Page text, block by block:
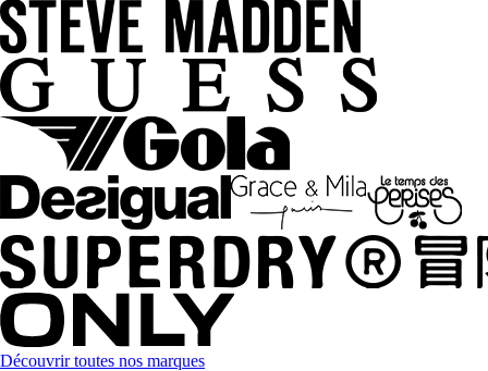
Découvrir toutes nos marques